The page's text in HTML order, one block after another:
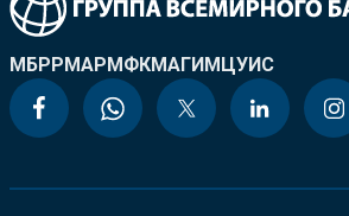
МБРРМАРМФКМАГИМЦУИС